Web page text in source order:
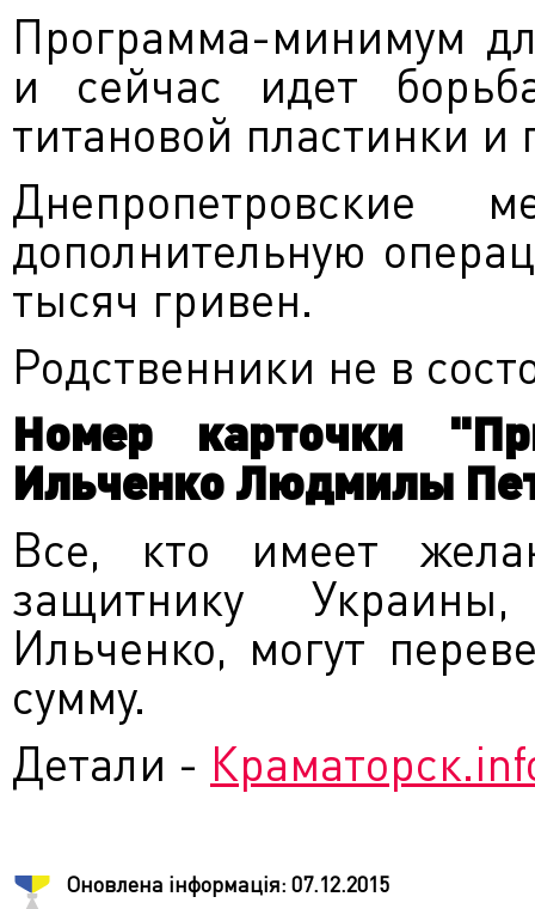
Программа-минимум
и сейчас идет
титановой пластинки и
Днепропетровские
дополнительную
тысяч гривен.
Родственники не в
Номер карточки
Ильченко Людмилы
Все, кто имеет
защитнику
Ильченко, могут
сумму.
Детали -
Оновлена інформація: 07.12.2015